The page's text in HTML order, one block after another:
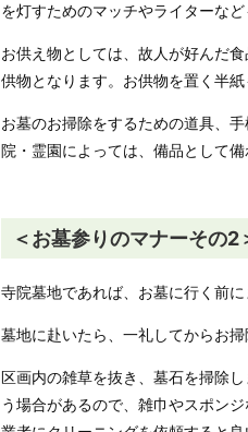
を灯すためのマッチやライターな
お供え物としては、故人が好んだ
供物となります。お供物を置く半紙
お墓のお掃除をするための道具、
院・霊園によっては、備品として備
＜お墓参りのマナーその2
寺院墓地であれば、お墓に行く前
墓地に赴いたら、一礼してからお掃
区画内の雑草を抜き、墓石を掃除
う場合があるので、雑巾やスポン